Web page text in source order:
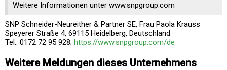
Weitere Informationen unter www.snpgroup.com
SNP Schneider-Neureither & Partner SE, Frau Paola Krauss
Speyerer Straße 4, 69115 Heidelberg, Deutschland
Tel.: 0172 72 95 928; https://www.snpgroup.com/de
Weitere Meldungen dieses Unternehmens